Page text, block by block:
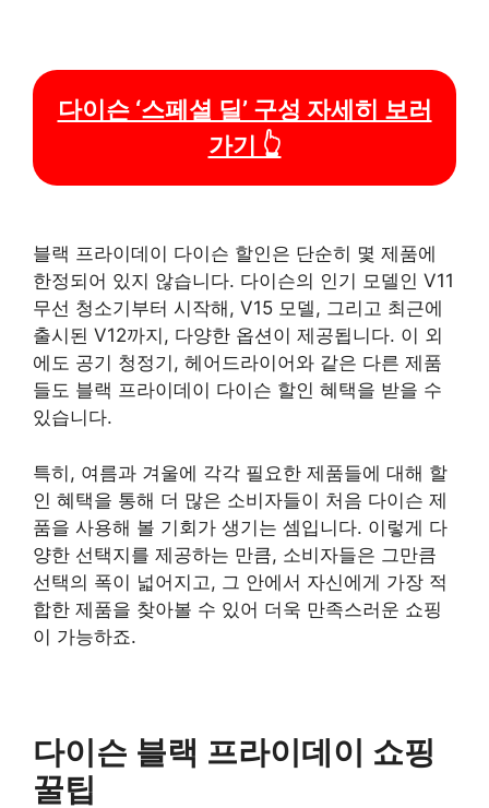
다이슨 ‘스페셜 딜’ 구성 자세히 보러
가기 👆
블랙 프라이데이 다이슨 할인은 단순히 몇 제품에
한정되어 있지 않습니다. 다이슨의 인기 모델인 V11
무선 청소기부터 시작해, V15 모델, 그리고 최근에
출시된 V12까지, 다양한 옵션이 제공됩니다. 이 외
에도 공기 청정기, 헤어드라이어와 같은 다른 제품
들도 블랙 프라이데이 다이슨 할인 혜택을 받을 수
있습니다.
특히, 여름과 겨울에 각각 필요한 제품들에 대해 할
인 혜택을 통해 더 많은 소비자들이 처음 다이슨 제
품을 사용해 볼 기회가 생기는 셈입니다. 이렇게 다
양한 선택지를 제공하는 만큼, 소비자들은 그만큼
선택의 폭이 넓어지고, 그 안에서 자신에게 가장 적
합한 제품을 찾아볼 수 있어 더욱 만족스러운 쇼핑
이 가능하죠.
다이슨 블랙 프라이데이 쇼핑
꿀팁